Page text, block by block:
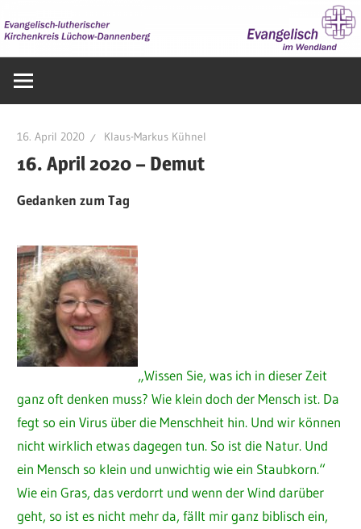
Inhalt
springen
im
16. April 2020 Klaus-Markus Kühnel
16. April 2020 – Demut
Gedanken zum Tag
„Wissen Sie, was ich in dieser Zeit
ganz oft denken muss? Wie klein doch der Mensch ist. Da
fegt so ein Virus über die Menschheit hin. Und wir können
nicht wirklich etwas dagegen tun. So ist die Natur. Und
ein Mensch so klein und unwichtig wie ein Staubkorn.“
Wie ein Gras, das verdorrt und wenn der Wind darüber
geht, so ist es nicht mehr da, fällt mir ganz biblisch ein,